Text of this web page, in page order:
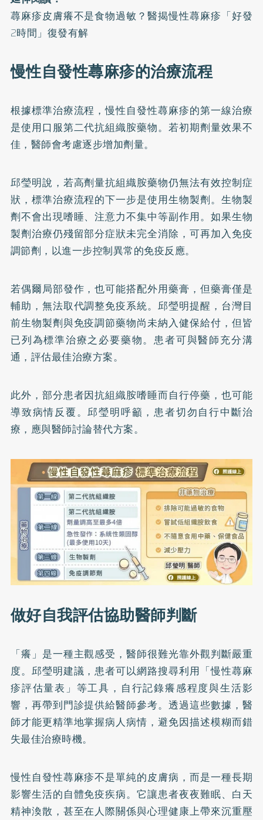
蕁麻疹皮膚癢不是食物過敏？醫揭慢性蕁麻疹「好發
2時間」復發有解
慢性自發性蕁麻疹的治療流程
根據標準治療流程，慢性自發性蕁麻疹的第一線治療
是使用口服第二代抗組織胺藥物。若初期劑量效果不
佳，醫師會考慮逐步增加劑量。
邱瑩明說，若高劑量抗組織胺藥物仍無法有效控制症
狀，標準治療流程的下一步是使用生物製劑。生物製
劑不會出現嗜睡、注意力不集中等副作用。如果生物
製劑治療仍殘留部分症狀未完全消除，可再加入免疫
調節劑，以進一步控制異常的免疫反應。
若偶爾局部發作，也可能搭配外用藥膏，但藥膏僅是
輔助，無法取代調整免疫系統。邱瑩明提醒，台灣目
前生物製劑與免疫調節藥物尚未納入健保給付，但皆
已列為標準治療之必要藥物。患者可與醫師充分溝
通，評估最佳治療方案。
此外，部分患者因抗組織胺嗜睡而自行停藥，也可能
導致病情反覆。邱瑩明呼籲，患者切勿自行中斷治
療，應與醫師討論替代方案。
做好自我評估協助醫師判斷
「癢」是一種主觀感受，醫師很難光靠外觀判斷嚴重
度。邱瑩明建議，患者可以網路搜尋利用「慢性蕁麻
疹評估量表」等工具，自行記錄癢感程度與生活影
響，再帶到門診提供給醫師參考。透過這些數據，醫
師才能更精準地掌握病人病情，避免因描述模糊而錯
失最佳治療時機。
慢性自發性蕁麻疹不是單純的皮膚病，而是一種長期
影響生活的自體免疫疾病。它讓患者夜夜難眠、白天
精神渙散，甚至在人際關係與心理健康上帶來沉重壓